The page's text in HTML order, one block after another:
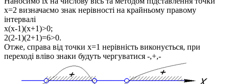
x=2 визначаємо знак нерівності на крайньому правому
інтервалі
x(x-1)(x+1)>0;
2(2-1)(2+1)=6>0.
Отже, справа від точки x=1 нерівність виконується, при
переході вліво знаки будуть чергуватися -,+,-